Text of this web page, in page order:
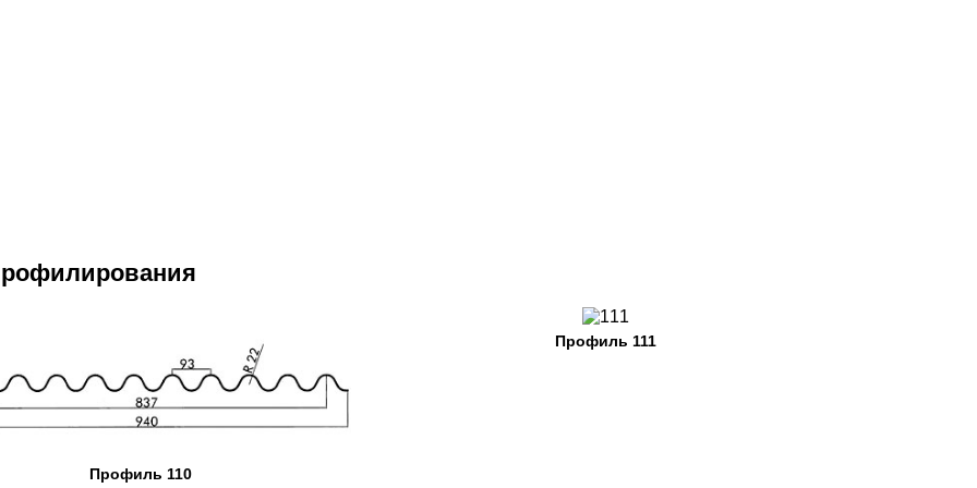
Профиль 110
Профиль 111